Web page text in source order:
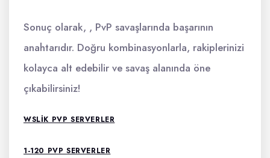
Sonuç olarak, , PvP savaşlarında başarının
anahtarıdır. Doğru kombinasyonlarla, rakiplerinizi
kolayca alt edebilir ve savaş alanında öne
çıkabilirsiniz!
WSLIK PVP SERVERLER
1-120 PVP SERVERLER